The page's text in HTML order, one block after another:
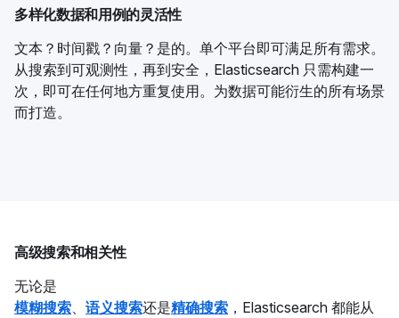
多样化数据和用例的灵活性
文本？时间戳？向量？是的。单个平台即可满足所有需求。
从搜索到可观测性，再到安全，Elasticsearch 只需构建一
次，即可在任何地方重复使用。为数据可能衍生的所有场景
而打造。
高级搜索和相关性
无论是
模糊搜索
语义搜索还是精确搜索 ，Elasticsearch 都能从